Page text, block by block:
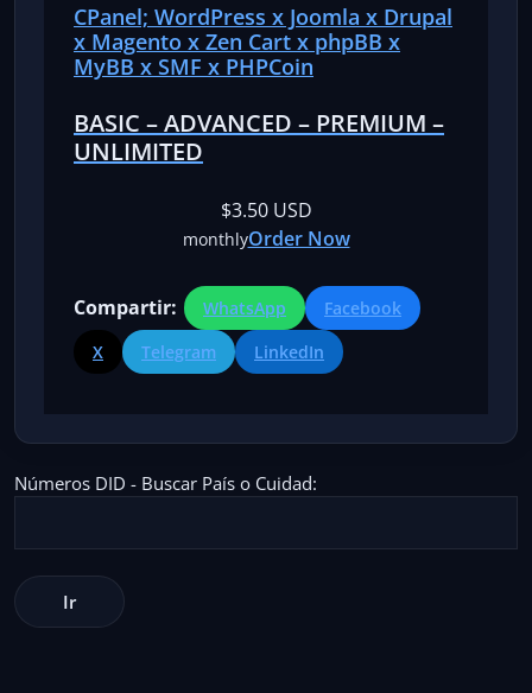
CPanel; WordPress x Joomla x Drupal
x Magento x Zen Cart x phpBB x
MyBB x SMF x PHPCoin
BASIC –ADVANCED – PREMIUM –
UNLIMITED
$3.50 USD
monthlyOrder Now
Compartir: WhatsApp
Facebook
X
Telegram LinkedIn
Números DID - Buscar País o Cuidad: